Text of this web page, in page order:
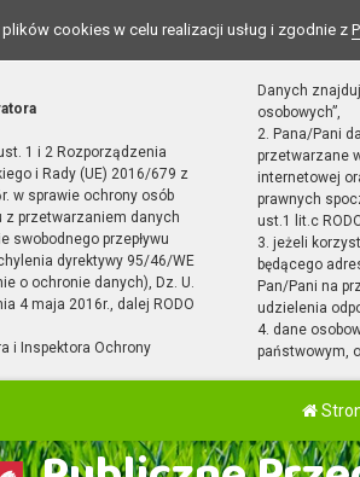
cookies w celu realizacji usług i zgodnie z
1 i 2 Rozporządzenia
i Rady (UE) 2016/679 z
w sprawie ochrony osób
przetwarzaniem danych
swobodnego przepływu
dyrektywy 95/46/WE
o ochronie danych), Dz. U.
4 maja 2016r., dalej RODO
i Inspektora Ochrony
Danych
osobowych”,
2. Pana/Pani
przetwarzane
internetowej
prawnych
ust.1 lit.c
3. jeżeli
będącego
Pan/Pani na
udzielenia
4. dane
państwowym,